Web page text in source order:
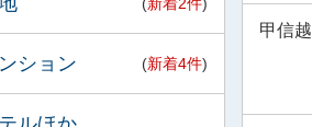
ション (新着4件)
甲信越